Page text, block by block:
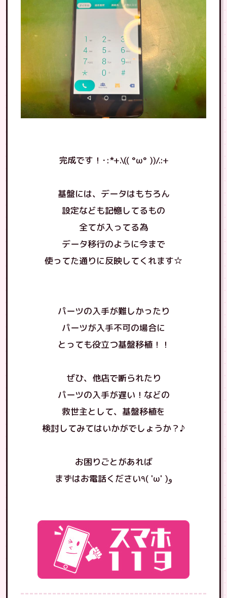
完成です！･:*+.\(( °ω° ))/.:+
基盤には、データはもちろん
設定なども記憶してるもの
全てが入ってる為
データ移行のように今まで
使ってた通りに反映してくれます☆
パーツの入手が難しかったり
パーツが入手不可の場合に
とっても役立つ基盤移植！！
ぜひ、他店で断られたり
パーツの入手が遅い！などの
救世主として、基盤移植を
検討してみてはいかがでしょうか？♪
お困りごとがあれば
まずはお電話ください٩( 'ω' )و